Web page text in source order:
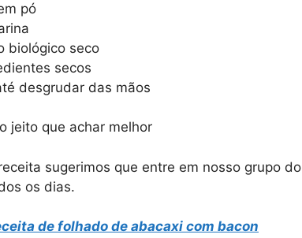
pó
biológico seco
secos
desgrudar das mãos
jeito que achar melhor
sugerimos que entre em nosso grupo do
os dias.
de folhado de abacaxi com bacon